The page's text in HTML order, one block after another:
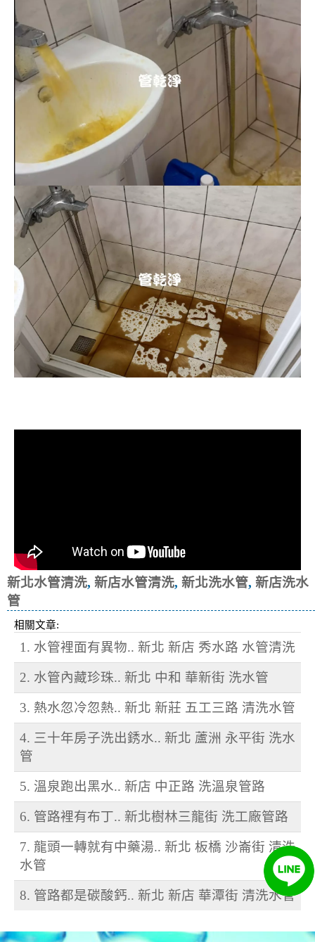
新北水管清洗, 新店水管清洗, 新北洗水管, 新店洗水
管
相關文章:
1. 水管裡面有異物.. 新北 新店 秀水路 水管清洗
2. 水管內藏珍珠.. 新北 中和 華新街 洗水管
3. 熱水忽冷忽熱.. 新北 新莊 五工三路 清洗水管
4. 三十年房子洗出銹水.. 新北 蘆洲 永平街 洗水
管
5. 溫泉跑出黑水.. 新店 中正路 洗溫泉管路
6. 管路裡有布丁.. 新北樹林三龍街 洗工廠管路
7. 龍頭一轉就有中藥湯.. 新北 板橋 沙崙街 清洗
水管
8. 管路都是碳酸鈣.. 新北 新店 華潭街 清洗水管